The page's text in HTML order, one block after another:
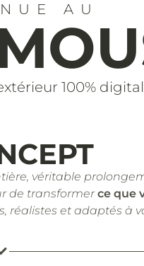
AU
100% digital
véritable
de transformerce que
réalistes et adaptés à